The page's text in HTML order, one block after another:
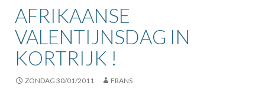
AFRIKAANSE
VALENTIJNSDAG IN
KORTRIJK !
ZONDAG 30/01/2011 FRANS